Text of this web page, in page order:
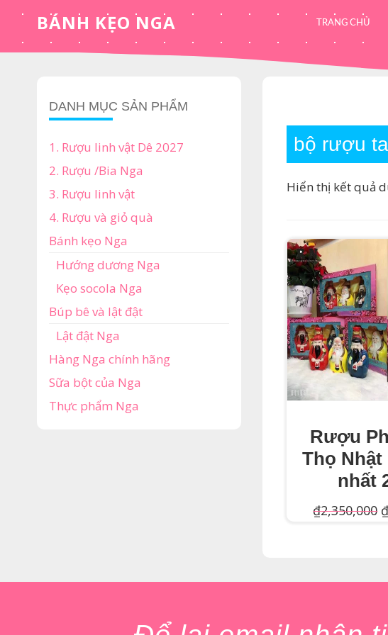
content
BÁNH KẸO NGA TRANG CHỦ
bộ rượu
Hiển thị kết quả
Rượu
Thọ
nhất
₫2,350,000 ₫
DANH MỤC SẢN PHẨM
1. Rượu linh vật Dê 2027
2. Rượu /Bia Nga
3. Rượu linh vật
4. Rượu và giỏ quà
Bánh kẹo Nga
Hướng dương Nga
Kẹo socola Nga
Búp bê và lật đật
Lật đật Nga
Hàng Nga chính hãng
Sữa bột của Nga
Thực phẩm Nga